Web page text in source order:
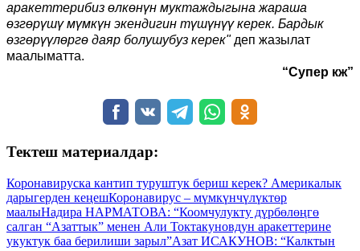
аракеттерибиз өлкөнүн муктаждыгына жараша
өзгөрүшү мүмкүн экендигин түшүнүү керек. Бардык
өзгөрүүлөргө даяр болушубуз керек"деп жазылат
маалыматта.
“Супер кж”
Тектеш материалдар:
Коронавируска кантип туруштук бериш керек? Америкалык
дарыгерден кеңешКоронавирус – мүмкүнчүлүктөр
маалыНадира НАРМАТОВА: “Коомчулукту дүрбөлөңгө
салган “Азаттык” менен Али Токтакуновдун аракеттерине
укуктук баа берилиши зарыл”Азат ИСАКУНОВ: “Калктын